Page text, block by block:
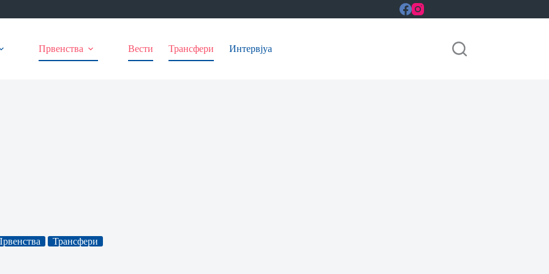
Првенства Вести Трансфери Интервјуа
Трансфери